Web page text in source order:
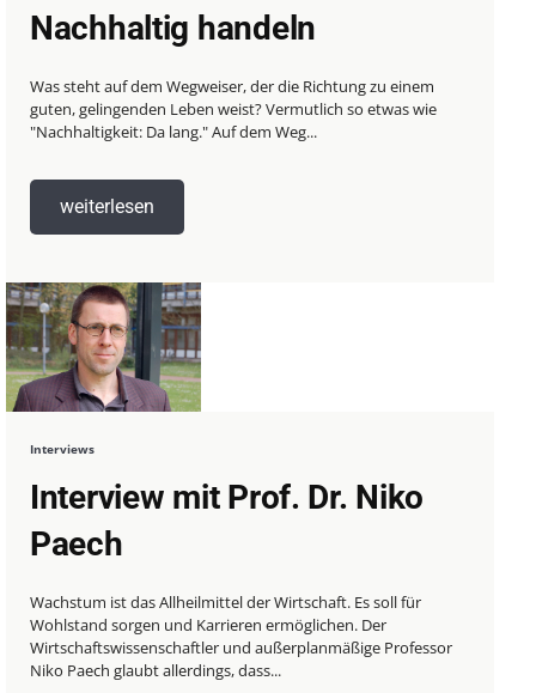
Nachhaltig handeln
Was steht auf dem Wegweiser, der die Richtung zu einem
guten, gelingenden Leben weist? Vermutlich so etwas wie
"Nachhaltigkeit: Da lang." Auf dem Weg...
weiterlesen
Interviews
Interview mit Prof. Dr. Niko
Paech
Wachstum ist das Allheilmittel der Wirtschaft. Es soll für
Wohlstand sorgen und Karrieren ermöglichen. Der
Wirtschaftswissenschaftler und außerplanmäßige Professor
Niko Paech glaubt allerdings, dass...